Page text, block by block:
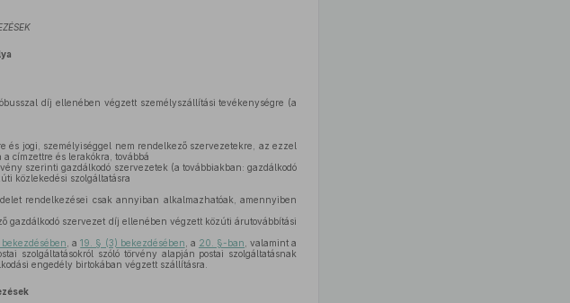
díj ellenében végzett személyszállítási tevékenységre (a
és jogi, személyiséggel nem rendelkező szervezetekre, az ezzel
címzettre és lerakókra, továbbá
szerinti gazdálkodó szervezetek (a továbbiakban: gazdálkodó
közlekedési szolgáltatásra
rendelkezései csak annyiban alkalmazhatóak, amennyiben
gazdálkodó szervezet díj ellenében végzett közúti árutovábbítási
bekezdésében , a19. § (3) bekezdésében , a 20. §-ban , valamint a
szolgáltatásokról szóló törvény alapján postai szolgáltatásnak
engedély birtokában végzett szállításra.